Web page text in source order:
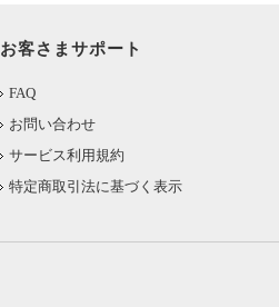
お客さまサポート
FAQ
お問い合わせ
サービス利用規約
特定商取引法に基づく表示